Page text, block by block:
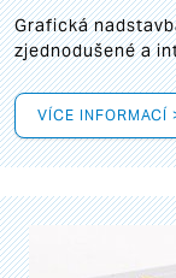
Grafická
zjednodušené a
VÍCE INFORMACÍ